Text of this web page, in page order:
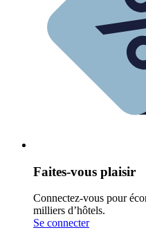
Faites-vous plaisir
Connectez-vous pour
milliers d’hôtels.
Se connecter